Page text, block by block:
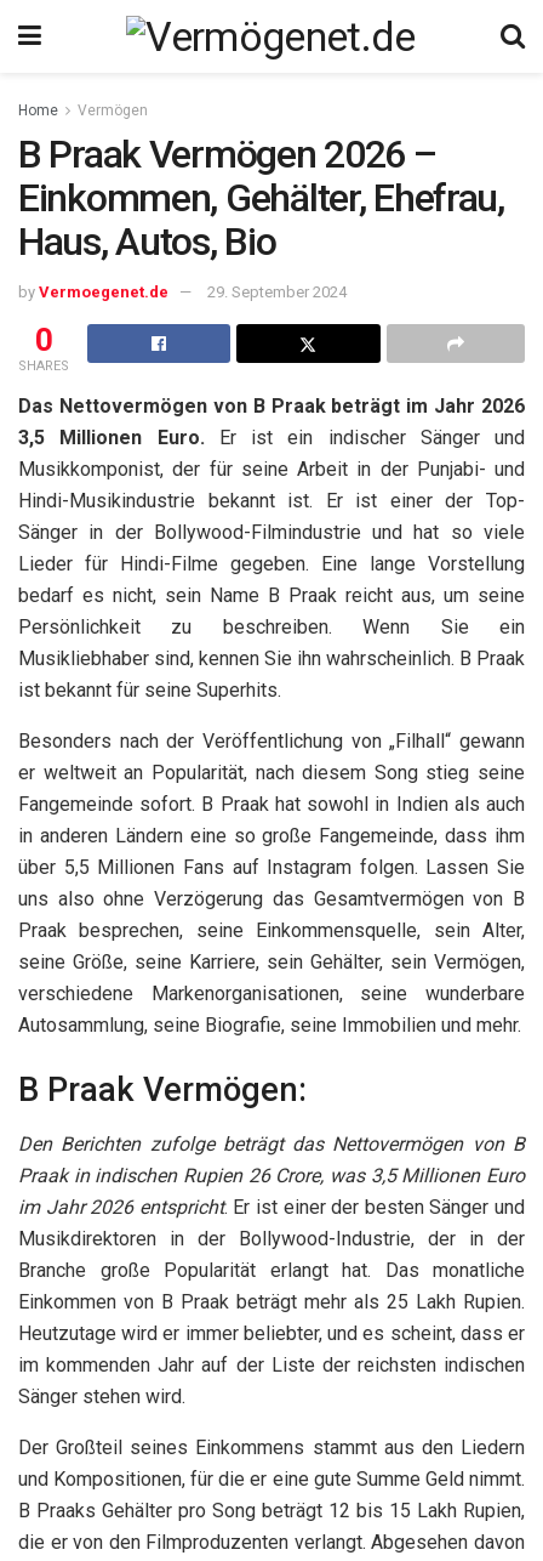
Home Vermögen
B Praak Vermögen 2026 –
Einkommen, Gehälter, Ehefrau,
Haus, Autos, Bio
by Vermoegenet.de 29. September 2024
0
SHARES
Das Nettovermögen von B Praak beträgt im Jahr 2026
3,5 Millionen Euro. Er ist ein indischer Sänger und
Musikkomponist, der für seine Arbeit in der Punjabi- und
Hindi-Musikindustrie bekannt ist. Er ist einer der Top-
Sänger in der Bollywood-Filmindustrie und hat so viele
Lieder für Hindi-Filme gegeben. Eine lange Vorstellung
bedarf es nicht, sein Name B Praak reicht aus, um seine
Persönlichkeit zu beschreiben. Wenn Sie ein
Musikliebhaber sind, kennen Sie ihn wahrscheinlich. B Praak
ist bekannt für seine Superhits.
Besonders nach der Veröffentlichung von „Filhall“ gewann
er weltweit an Popularität, nach diesem Song stieg seine
Fangemeinde sofort. B Praak hat sowohl in Indien als auch
in anderen Ländern eine so große Fangemeinde, dass ihm
über 5,5 Millionen Fans auf Instagram folgen. Lassen Sie
uns also ohne Verzögerung das Gesamtvermögen von B
Praak besprechen, seine Einkommensquelle, sein Alter,
seine Größe, seine Karriere, sein Gehälter, sein Vermögen,
verschiedene Markenorganisationen, seine wunderbare
Autosammlung, seine Biografie, seine Immobilien und mehr.
B Praak Vermögen:
Den Berichten zufolge beträgt das Nettovermögen von B
Praak in indischen Rupien 26 Crore, was 3,5 Millionen Euro
im Jahr 2026 entspricht. Er ist einer der besten Sänger und
Musikdirektoren in der Bollywood-Industrie, der in der
Branche große Popularität erlangt hat. Das monatliche
Einkommen von B Praak beträgt mehr als 25 Lakh Rupien.
Heutzutage wird er immer beliebter, und es scheint, dass er
im kommenden Jahr auf der Liste der reichsten indischen
Sänger stehen wird.
Der Großteil seines Einkommens stammt aus den Liedern
und Kompositionen, für die er eine gute Summe Geld nimmt.
B Praaks Gehälter pro Song beträgt 12 bis 15 Lakh Rupien,
die er von den Filmproduzenten verlangt. Abgesehen davon